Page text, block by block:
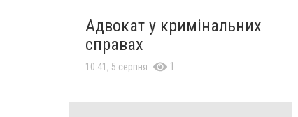
Адвокат у кримінальних
справах
10:41, 5 серпня 1